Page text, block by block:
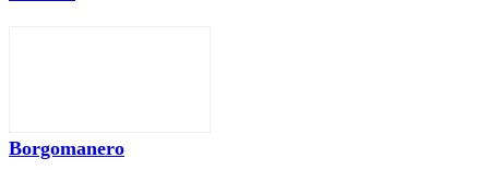
Borgomanero